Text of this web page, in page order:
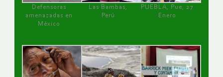
Defensoras
amenazadas en
México
Las Bambas,
Perú
PUEBLA, Pue, 27
Enero